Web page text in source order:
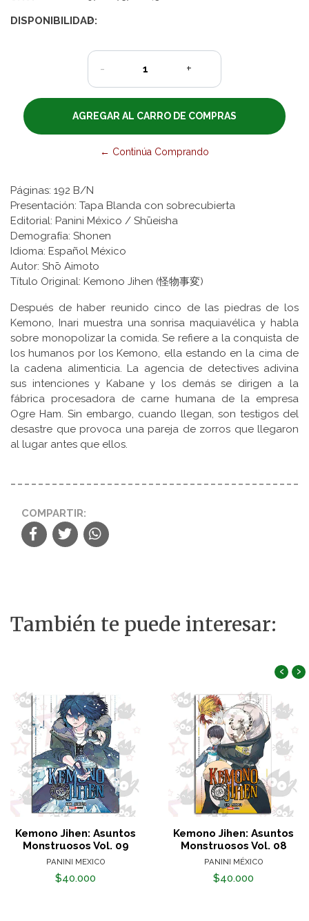
DISPONIBILIDAD:
2
- +
← Continúa Comprando
Páginas: 192 B/N
Presentación: Tapa Blanda con sobrecubierta
Editorial: Panini México / Shūeisha
Demografía: Shonen
Idioma: Español México
Autor: Shō Aimoto
Título Original: Kemono Jihen (怪物事変)
Después de haber reunido cinco de las piedras de los
Kemono, Inari muestra una sonrisa maquiavélica y habla
sobre monopolizar la comida. Se refiere a la conquista de
los humanos por los Kemono, ella estando en la cima de
la cadena alimenticia. La agencia de detectives adivina
sus intenciones y Kabane y los demás se dirigen a la
fábrica procesadora de carne humana de la empresa
Ogre Ham. Sin embargo, cuando llegan, son testigos del
desastre que provoca una pareja de zorros que llegaron
al lugar antes que ellos.
COMPARTIR:
También te puede interesar:
Kemono Jihen: Asuntos
Monstruosos Vol. 09
PANINI MEXICO
$40.000
Kemono Jihen: Asuntos
Monstruosos Vol. 08
PANINI MÉXICO
$40.000
‹ ›